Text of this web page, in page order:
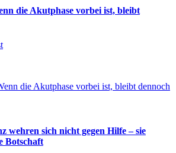
die Akutphase vorbei ist, bleibt
wehren sich nicht gegen Hilfe – sie
Botschaft